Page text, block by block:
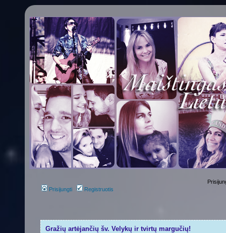
Prisijungti Registruotis
Gražių artėjančių šv. Velykų ir tvirtų margučių!